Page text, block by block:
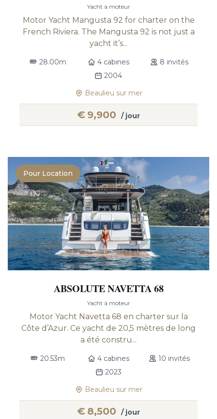
Yacht à moteur
Motor Yacht Mangusta 92 for charter on the
French Riviera. The Mangusta 92 is not just a
yacht it’s...
28.00m 4 cabines
8 invités
2004
Beaulieu sur mer
€ 9,900 / jour
Pour Location
ABSOLUTE NAVETTA 68
Yacht à moteur
Motor Yacht Navetta 68 en charter sur la
Côte d’Azur. Ce yacht de 20,5 mètres de long
a été constru...
20.53m 4 cabines
10 invités
2023
Beaulieu sur mer
€ 8,500 / jour